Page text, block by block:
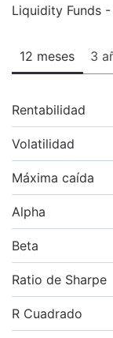
Liquidity Funds -
12 meses 3
Rentabilidad
Volatilidad
Máxima caída
Alpha
Beta
Ratio de Sharpe
R Cuadrado